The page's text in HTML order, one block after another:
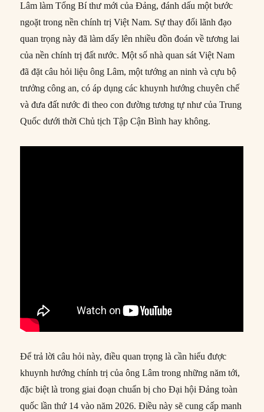
Lâm làm Tổng Bí thư mới của Đảng, đánh dấu một bước
ngoặt trong nền chính trị Việt Nam. Sự thay đổi lãnh đạo
quan trọng này đã làm dấy lên nhiều đồn đoán về tương lai
của nền chính trị đất nước. Một số nhà quan sát Việt Nam
đã đặt câu hỏi liệu ông Lâm, một tướng an ninh và cựu bộ
trưởng công an, có áp dụng các khuynh hướng chuyên chế
và đưa đất nước đi theo con đường tương tự như của Trung
Quốc dưới thời Chủ tịch Tập Cận Bình hay không.
Để trả lời câu hỏi này, điều quan trọng là cần hiểu được
khuynh hướng chính trị của ông Lâm trong những năm tới,
đặc biệt là trong giai đoạn chuẩn bị cho Đại hội Đảng toàn
quốc lần thứ 14 vào năm 2026. Điều này sẽ cung cấp manh